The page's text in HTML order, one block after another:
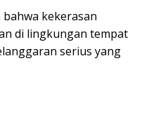
kekerasan
di lingkungan tempat
serius yang